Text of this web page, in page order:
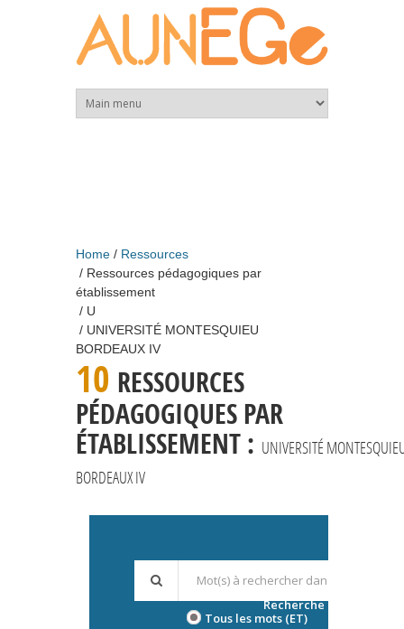
Home
Ressources
Ressources pédagogiques par
établissement
U
UNIVERSITÉ MONTESQUIEU
BORDEAUX IV
10 RESSOURCES
PÉDAGOGIQUES PAR
ÉTABLISSEMENT : UNIVERSITÉ
BORDEAUX IV
Tous les mots (ET)
Recherche avancée